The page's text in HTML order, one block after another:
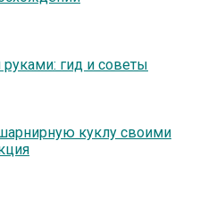
гид и советы
куклу своими